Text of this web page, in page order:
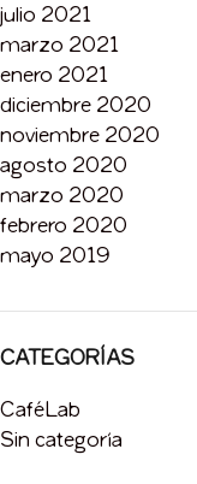
julio 2021
marzo 2021
enero 2021
diciembre 2020
noviembre 2020
agosto 2020
marzo 2020
febrero 2020
mayo 2019
CATEGORÍAS
CaféLab
Sin categoría